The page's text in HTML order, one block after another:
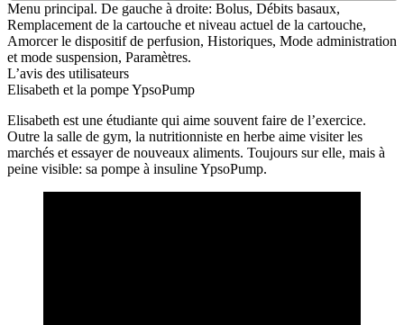
Menu principal. De gauche à droite: Bolus, Débits basaux,
Remplacement de la cartouche et niveau actuel de la cartouche,
Amorcer le dispositif de perfusion, Historiques, Mode administration
et mode suspension, Paramètres.
L’avis des utilisateurs
Elisabeth et la pompe YpsoPump
Elisabeth est une étudiante qui aime souvent faire de l’exercice.
Outre la salle de gym, la nutritionniste en herbe aime visiter les
marchés et essayer de nouveaux aliments. Toujours sur elle, mais à
peine visible: sa pompe à insuline YpsoPump.